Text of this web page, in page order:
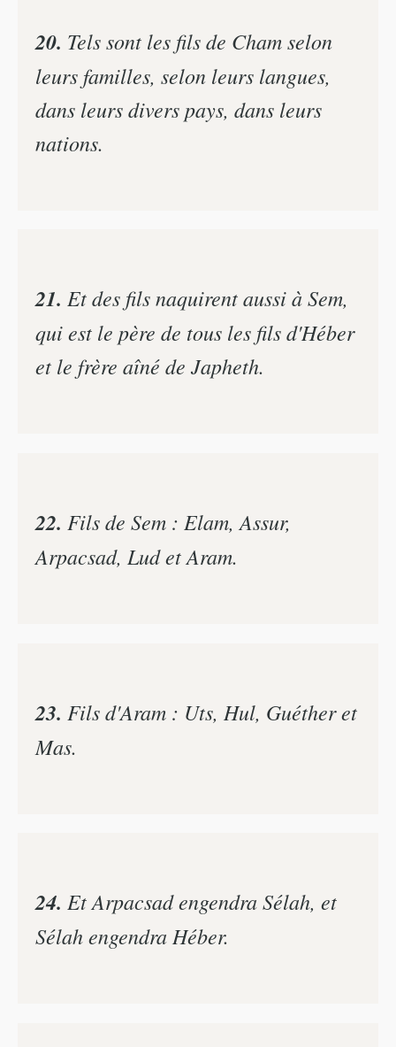
20. Tels sont les fils de Cham selon
leurs familles, selon leurs langues,
dans leurs divers pays, dans leurs
nations.
21. Et des fils naquirent aussi à Sem,
qui est le père de tous les fils d'Héber
et le frère aîné de Japheth.
22. Fils de Sem : Elam, Assur,
Arpacsad, Lud et Aram.
23. Fils d'Aram : Uts, Hul, Guéther et
Mas.
24. Et Arpacsad engendra Sélah, et
Sélah engendra Héber.